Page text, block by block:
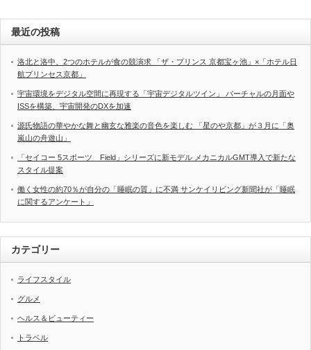
最近の投稿
洛北と洛中、2つのホテルが食の競演求 「ザ・プリンス 京都宝ヶ池」×「ホテル日
航プリンセス京都」
宇宙環境をデジタル空間に再現する「宇宙デジタルツイン」 バーチャルの月面や
ISSを構築、宇宙開発のDXを加速
源氏物語の華やかな舞と幽玄な雅楽の音色を楽しむ 「星のや京都」が３月に「奥
嵐山の舟遊山」
「セイコー 5スポーツ Field」シリーズに新モデル メカニカルGMT導入で新たな
スタイル提案
働く女性の約70％が自分の「睡眠の質」に不満 サンケイリビング新聞社が「睡眠
に関するアンケート」
カテゴリー
ライフスタイル
グルメ
ヘルス＆ビューティー
トラベル